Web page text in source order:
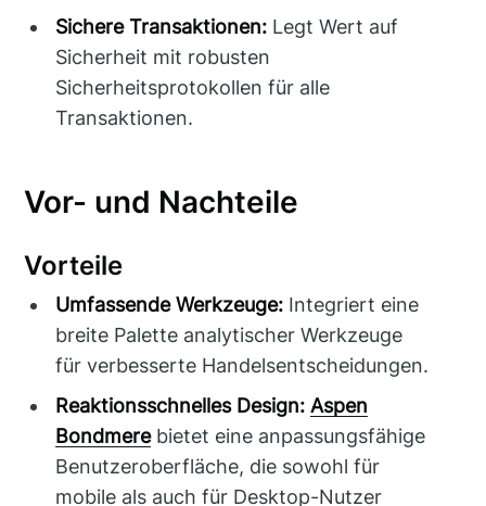
Sichere Transaktionen: Legt Wert auf
Sicherheit mit robusten
Sicherheitsprotokollen für alle
Transaktionen.
Vor- und Nachteile
Vorteile
Umfassende Werkzeuge: Integriert eine
breite Palette analytischer Werkzeuge
für verbesserte Handelsentscheidungen.
Reaktionsschnelles Design: Aspen
Bondmerebietet eine anpassungsfähige
Benutzeroberfläche, die sowohl für
mobile als auch für Desktop-Nutzer